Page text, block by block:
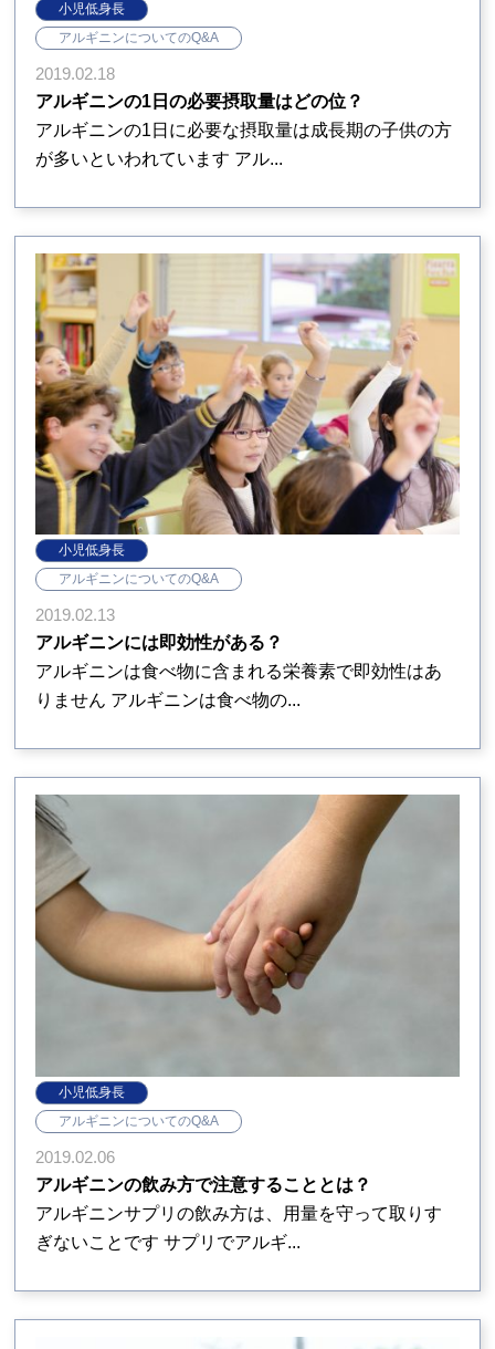
小児低身長
アルギニンについてのQ&A
2019.02.18
アルギニンの1日の必要摂取量はどの位？
アルギニンの1日に必要な摂取量は成長期の子供の方
が多いといわれています アル...
小児低身長
アルギニンについてのQ&A
2019.02.13
アルギニンには即効性がある？
アルギニンは食べ物に含まれる栄養素で即効性はあ
りません アルギニンは食べ物の...
小児低身長
アルギニンについてのQ&A
2019.02.06
アルギニンの飲み方で注意することとは？
アルギニンサプリの飲み方は、用量を守って取りす
ぎないことです サプリでアルギ...